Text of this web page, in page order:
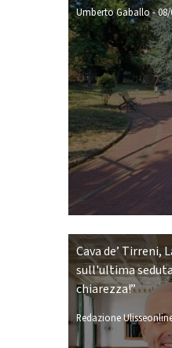
Umberto Gaballo-
Cava de’ Tirreni,
sull'ultima
chiarezza!”
Redazione